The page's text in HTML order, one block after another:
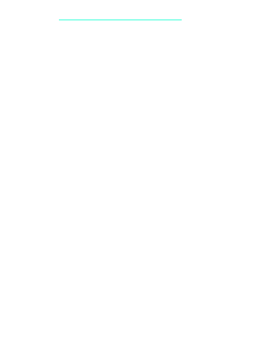
Agenciamento Produção